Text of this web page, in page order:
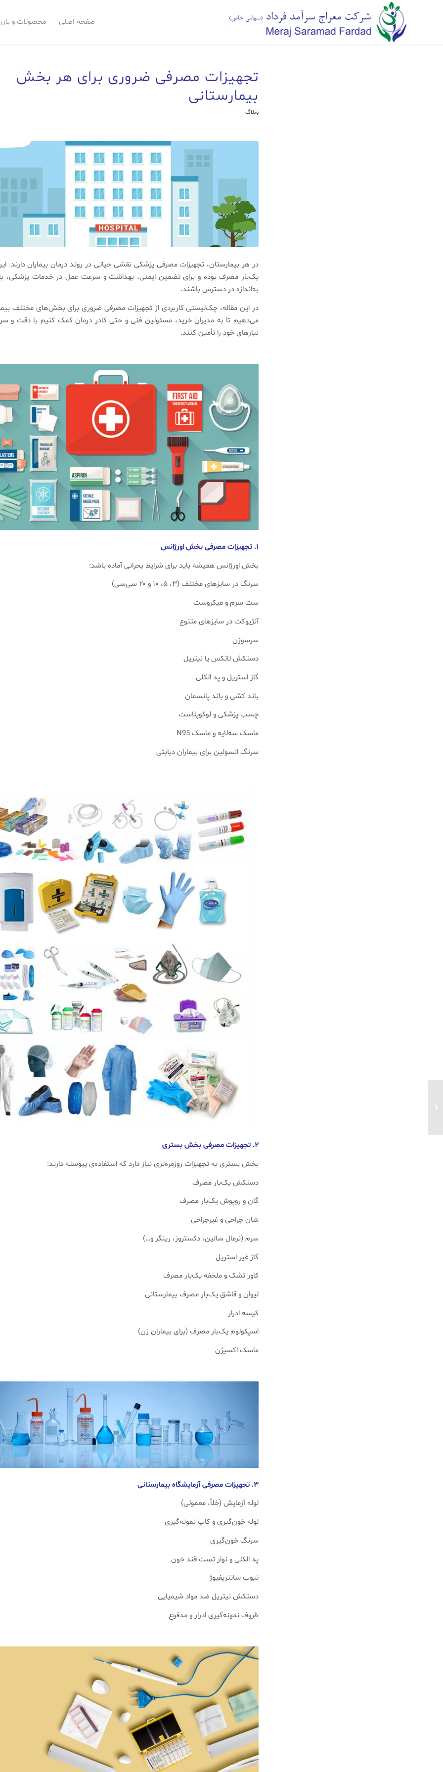
صفحه اصلی محصولات و
تجهیزات مصرفی ضروری برای هر بخش
بیمارستانی
وبلاگ
در هر بیمارستان، تجهیزات مصرفی پزشکی نقشی حیاتی در روند درمان بیماران دارند.
یک‌بار مصرف بوده و برای تضمین ایمنی، بهداشت و سرعت عمل در خدمات پزشکی،
به‌اندازه در دسترس باشند.
در این مقاله، چک‌لیستی کاربردی از تجهیزات مصرفی ضروری برای بخش‌های مختلف
می‌دهیم تا به مدیران خرید، مسئولین فنی و حتی کادر درمان کمک کنیم با دقت و
نیازهای خود را تأمین کنند.
۱. تجهیزات مصرفی بخش اورژانس
بخش اورژانس همیشه باید برای شرایط بحرانی آماده باشد:
سرنگ در سایزهای مختلف (۳، ۵، ۱۰ و ۲۰ سی‌سی)
ست سرم و میکروست
آنژیوکت در سایزهای متنوع
سرسوزن
دستکش لاتکس یا نیتریل
گاز استریل و پد الکلی
باند کشی و باند پانسمان
چسب‌ پزشکی و لوکوپلاست
ماسک سه‌لایه و ماسک N95
سرنگ انسولین برای بیماران دیابتی
۲. تجهیزات مصرفی بخش بستری
بخش بستری به تجهیزات روزمره‌تری نیاز دارد که استفاده‌ی پیوسته دارند:
دستکش یک‌بار مصرف
گان و روپوش یک‌بار مصرف
شان جراحی و غیرجراحی
سرم (نرمال سالین، دکستروز، رینگر و…)
گاز غیر استریل
کاور تشک و ملحفه یک‌بار مصرف
لیوان و قاشق یک‌بار مصرف بیمارستانی
کیسه ادرار
اسپکولوم یک‌بار مصرف (برای بیماران زن)
ماسک اکسیژن
۳. تجهیزات مصرفی آزمایشگاه بیمارستانی
لوله آزمایش (خلأ، معمولی)
لوله خون‌گیری و کاپ نمونه‌گیری
سرنگ خون‌گیری
پد الکلی و نوار تست قند خون
تیوب سانتریفیوژ
دستکش نیتریل ضد مواد شیمیایی
ظروف نمونه‌گیری ادرار و مدفوع